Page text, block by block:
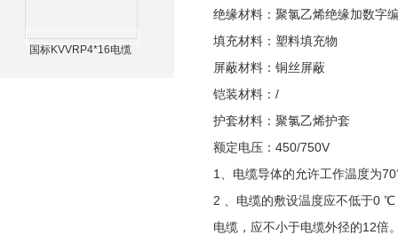
国标KVVRP4*16电缆
绝缘材料：聚氯乙烯绝缘加数字
填充材料：塑料填充物
屏蔽材料：铜丝屏蔽
铠装材料：/
护套材料：聚氯乙烯护套
额定电压：450/750V
1、电缆导体的允许工作温度为
2 、电缆的敷设温度应不低于0
电缆，应不小于电缆外径的12倍